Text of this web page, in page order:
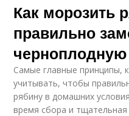
Как морозить
правильно
Самые главные принципы,
учитывать, чтобы
рябину в домашних
время сбора и тщательная